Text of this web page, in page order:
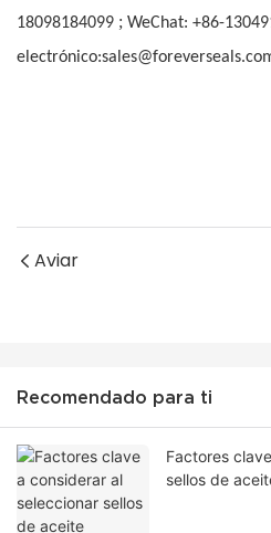
18098184099 ; WeChat: +86-
Aviar
Recomendado para ti
Factores
sellos de